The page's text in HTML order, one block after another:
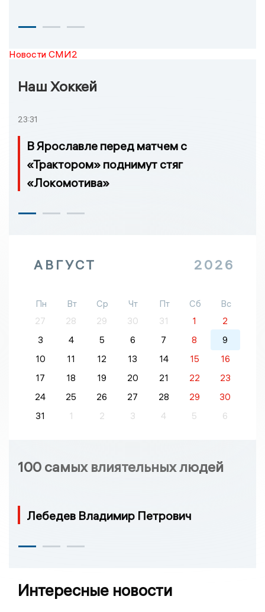
Новости СМИ2
Наш Хоккей
23:31
В Ярославле перед матчем с
«Трактором» поднимут стяг
«Локомотива»
АВГУСТ 2026
Пн Вт Ср Чт Пт Сб
Вс
27
28 29 30 31 1
2
3
4 5 6 7 8
9
10
11 12 13 14 15
16
17
18 19 20 21 22
23
24
25 26 27 28 29
30
31
1 2 3 4 5 6
100 самых влиятельных людей
Лебедев Владимир Петрович
Интересные новости